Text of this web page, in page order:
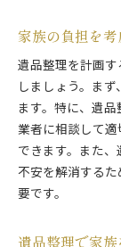
家族の負担を
遺品整理を計画
しましょう。ま
ます。特に、遺
業者に相談して
できます。また
不安を解消する
要です。
遺品整理で家